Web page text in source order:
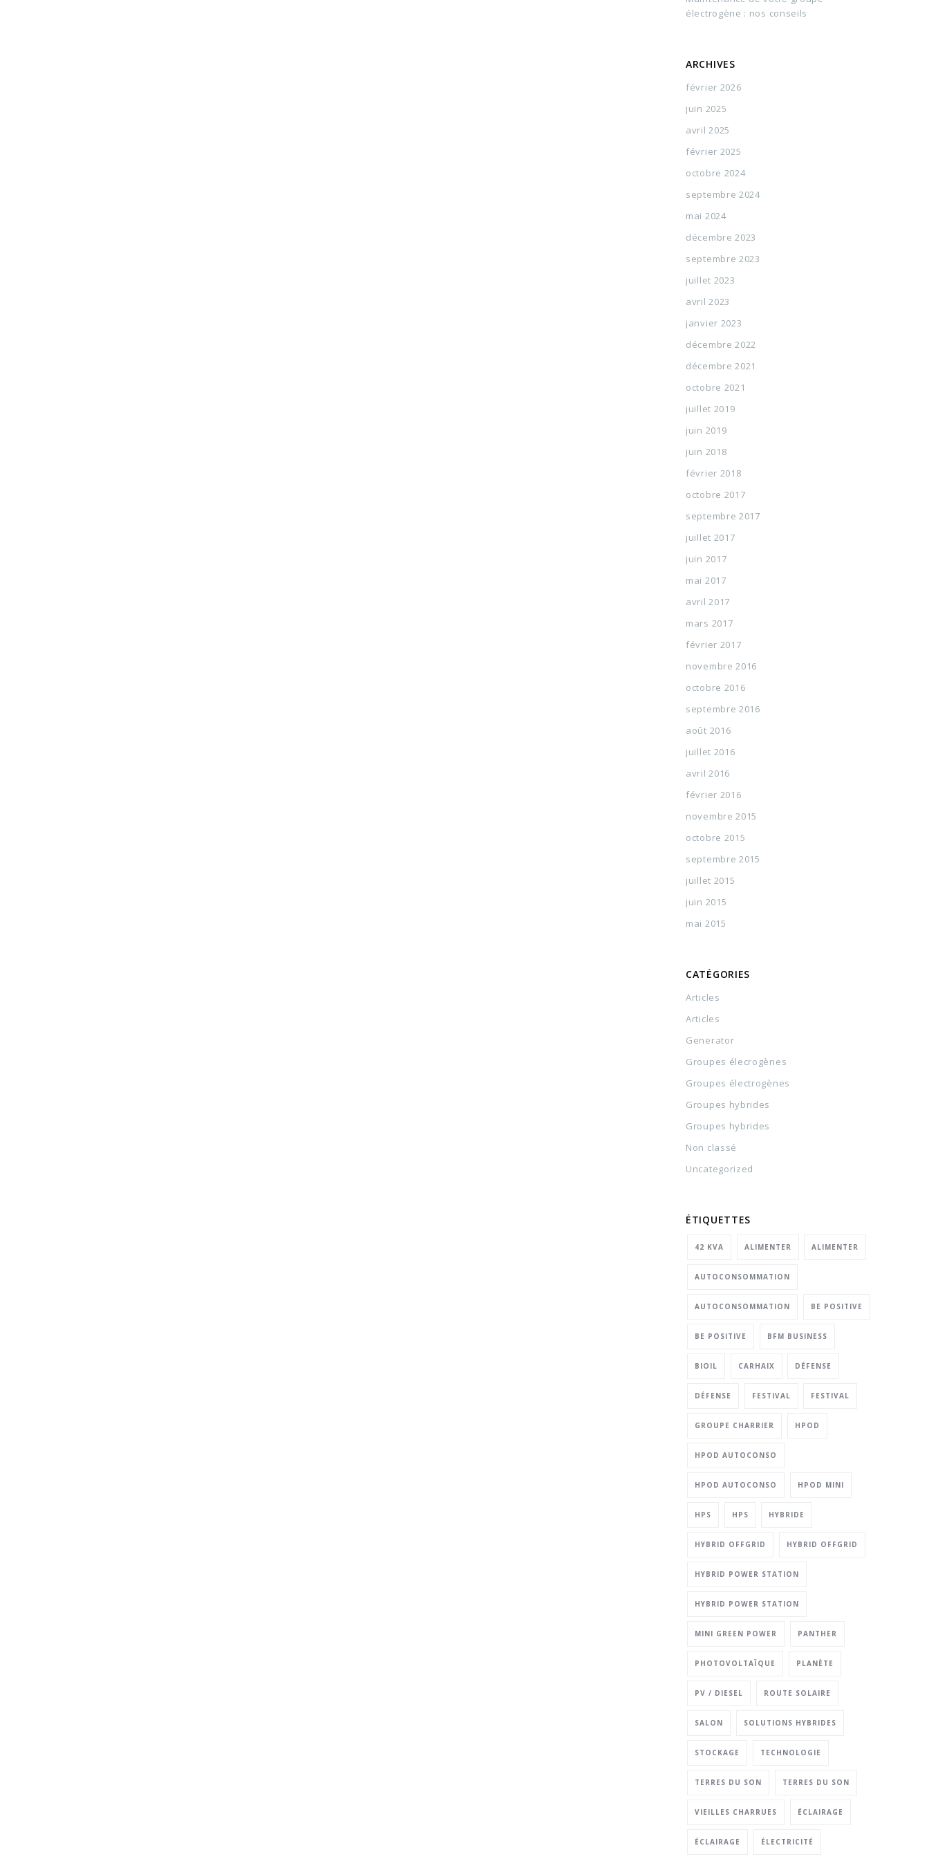
électrogène : nos conseils
ARCHIVES
février 2026
juin 2025
avril 2025
février 2025
octobre 2024
septembre 2024
mai 2024
décembre 2023
septembre 2023
juillet 2023
avril 2023
janvier 2023
décembre 2022
décembre 2021
octobre 2021
juillet 2019
juin 2019
juin 2018
février 2018
octobre 2017
septembre 2017
juillet 2017
juin 2017
mai 2017
avril 2017
mars 2017
février 2017
novembre 2016
octobre 2016
septembre 2016
août 2016
juillet 2016
avril 2016
février 2016
novembre 2015
octobre 2015
septembre 2015
juillet 2015
juin 2015
mai 2015
CATÉGORIES
Articles
Articles
Generator
Groupes élecrogènes
Groupes électrogènes
Groupes hybrides
Groupes hybrides
Non classé
Uncategorized
ÉTIQUETTES
42 KVA ALIMENTER ALIMENTER
AUTOCONSOMMATION
AUTOCONSOMMATION BE POSITIVE
BE POSITIVE BFM BUSINESS
BIOIL CARHAIX DÉFENSE
DÉFENSE FESTIVAL FESTIVAL
GROUPE CHARRIER HPOD
HPOD AUTOCONSO
HPOD AUTOCONSO HPOD MINI
HPS HPS HYBRIDE
HYBRID OFFGRID HYBRID OFFGRID
HYBRID POWER STATION
HYBRID POWER STATION
MINI GREEN POWER PANTHER
PHOTOVOLTAÏQUE PLANÈTE
PV / DIESEL ROUTE SOLAIRE
SALON SOLUTIONS HYBRIDES
STOCKAGE TECHNOLOGIE
TERRES DU SON TERRES DU SON
VIEILLES CHARRUES ÉCLAIRAGE
ÉCLAIRAGE ÉLECTRICITÉ